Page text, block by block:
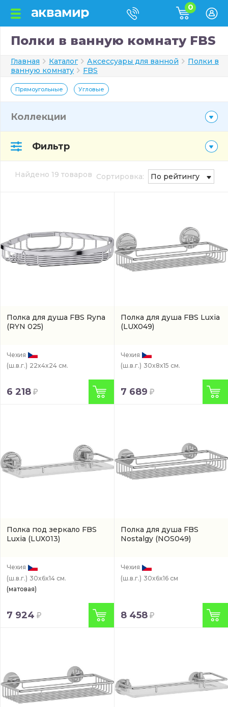
0
Полки в ванную комнату FBS
Главная Каталог Аксессуары для ванной
Полки в
ванную комнату
FBS
Прямоугольные Угловые
Коллекции
Фильтр
Найдено 19 товаров Сортировка: По рейтингу
Полкa для душа FBS Ryna
(RYN 025)
Чехия
(ш.в.г.) 22x4x24 см.
6 218
Полка для душа FBS Luxia
(LUX049)
Чехия
(ш.в.г.) 30x8x15 см.
7 689
Полка под зеркало FBS
Luxia (LUX013)
Чехия
(ш.в.г.) 30x6x14 см.
(матовая)
7 924
Полка для душа FBS
Nostalgy (NOS049)
Чехия
(ш.в.г.) 30x6x16 см
8 458